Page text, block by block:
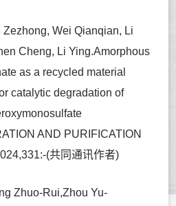
Wei Qianqian, Li
Cheng, Li Ying.Amorphous
as a recycled material
catalytic degradation of
AND PURIFICATION
(共同通讯作者)
Zhuo-Rui,Zhou Yu-